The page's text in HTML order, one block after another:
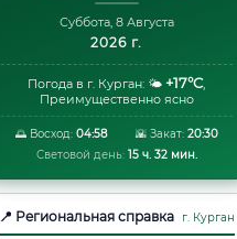
Суббота, 8 Августа
2026 г.
Погода в г. Курган: 🌤️ +17°C,
Преимущественно ясно
🌅 Восход: 04:58 🌇 Закат: 20:30
Световой день: 15 ч. 32 мин.
📍 Региональная справка г. Курган